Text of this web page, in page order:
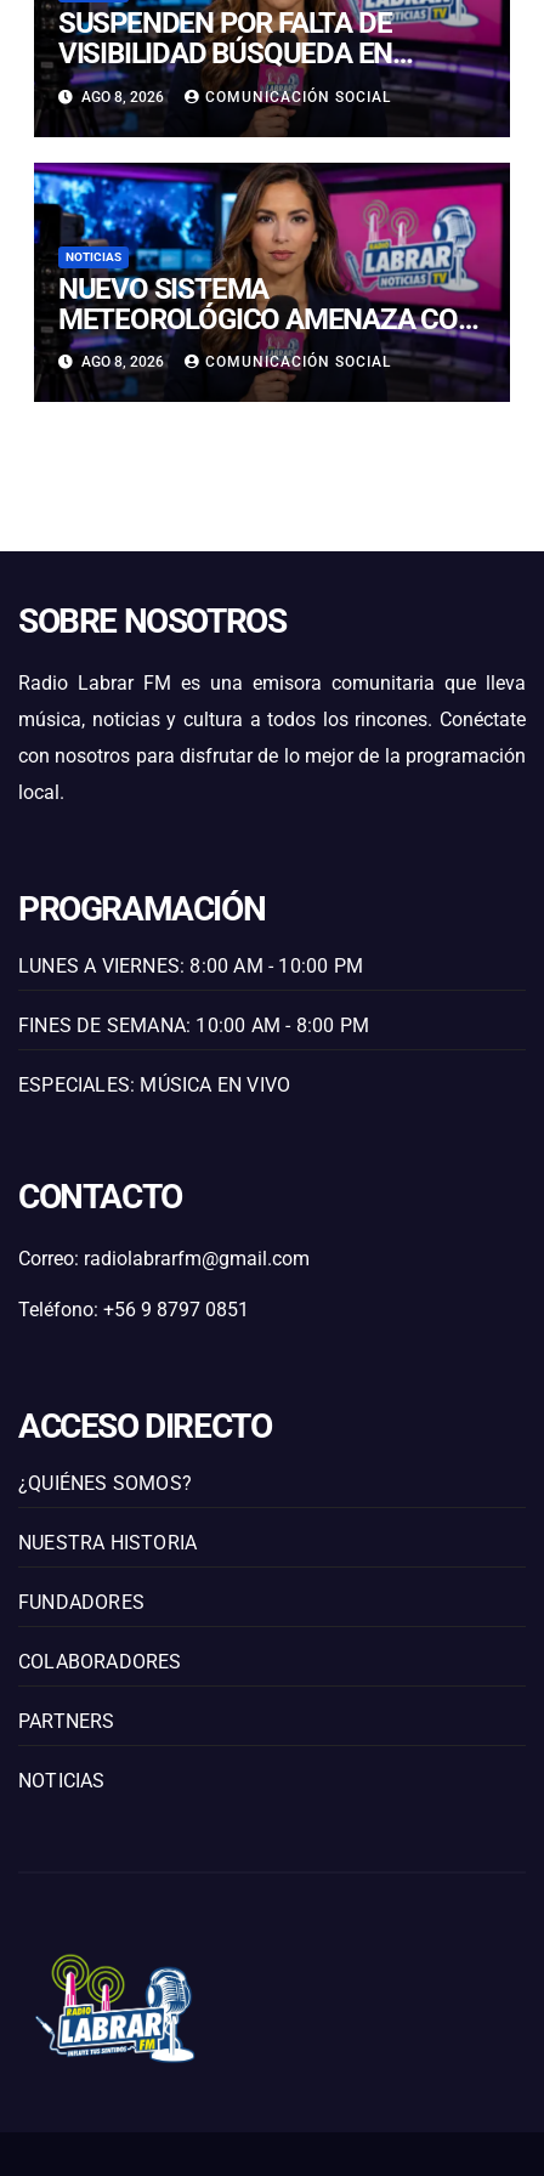
SUSPENDEN POR FALTA DE
VISIBILIDAD BÚSQUEDA EN
CALDERILLA: OPERATIVO SE
RETOMARÁ ESTE DOMINGO
AGO 8, 2026 COMUNICACIÓN SOCIAL
NOTICIAS
NUEVO SISTEMA
METEOROLÓGICO AMENAZA CON
LLUVIAS, NIEVE Y TORMENTAS
ELÉCTRICAS EN ATACAMA
AGO 8, 2026 COMUNICACIÓN SOCIAL
SOBRE NOSOTROS
Radio Labrar FM es una emisora comunitaria que lleva
música, noticias y cultura a todos los rincones. Conéctate
con nosotros para disfrutar de lo mejor de la programación
local.
PROGRAMACIÓN
LUNES A VIERNES: 8:00 AM - 10:00 PM
FINES DE SEMANA: 10:00 AM - 8:00 PM
ESPECIALES: MÚSICA EN VIVO
CONTACTO
Correo: radiolabrarfm@gmail.com
Teléfono: +56 9 8797 0851
ACCESO DIRECTO
¿QUIÉNES SOMOS?
NUESTRA HISTORIA
FUNDADORES
COLABORADORES
PARTNERS
NOTICIAS